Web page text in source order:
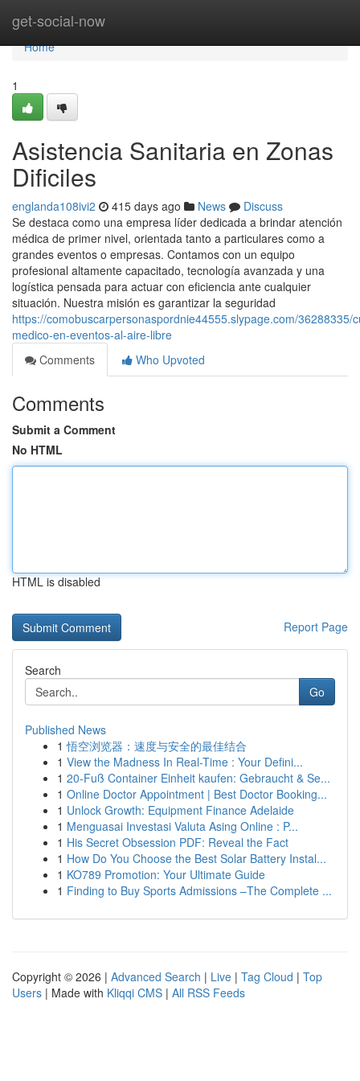
get-social-now
Home
Home
1
Asistencia Sanitaria en Zonas
Dificiles
englanda108ivi2 415 days ago News
Discuss
Se destaca como una empresa líder dedicada a brindar atención
médica de primer nivel, orientada tanto a particulares como a
grandes eventos o empresas. Contamos con un equipo
profesional altamente capacitado, tecnología avanzada y una
logística pensada para actuar con eficiencia ante cualquier
situación. Nuestra misión es garantizar la seguridad
https://comobuscarpersonaspordnie44555.slypage.com/36288335/
medico-en-eventos-al-aire-libre
Comments
Who Upvoted
Comments
Submit a Comment
No HTML
HTML is disabled
Report Page
Search
Go
Published News
1 悟空浏览器：速度与安全的最佳结合
1 View the Madness In Real-Time : Your Defini...
1 20-Fuß Container Einheit kaufen: Gebraucht & Se...
1 Online Doctor Appointment | Best Doctor Booking...
1 Unlock Growth: Equipment Finance Adelaide
1 Menguasai Investasi Valuta Asing Online : P...
1 His Secret Obsession PDF: Reveal the Fact
1 How Do You Choose the Best Solar Battery Instal...
1 KO789 Promotion: Your Ultimate Guide
1 Finding to Buy Sports Admissions –The Complete ...
Copyright © 2026 | Advanced Search | Live | Tag Cloud | Top
Users | Made with Kliqqi CMS | All RSS Feeds